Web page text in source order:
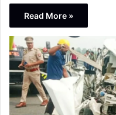
Read More »